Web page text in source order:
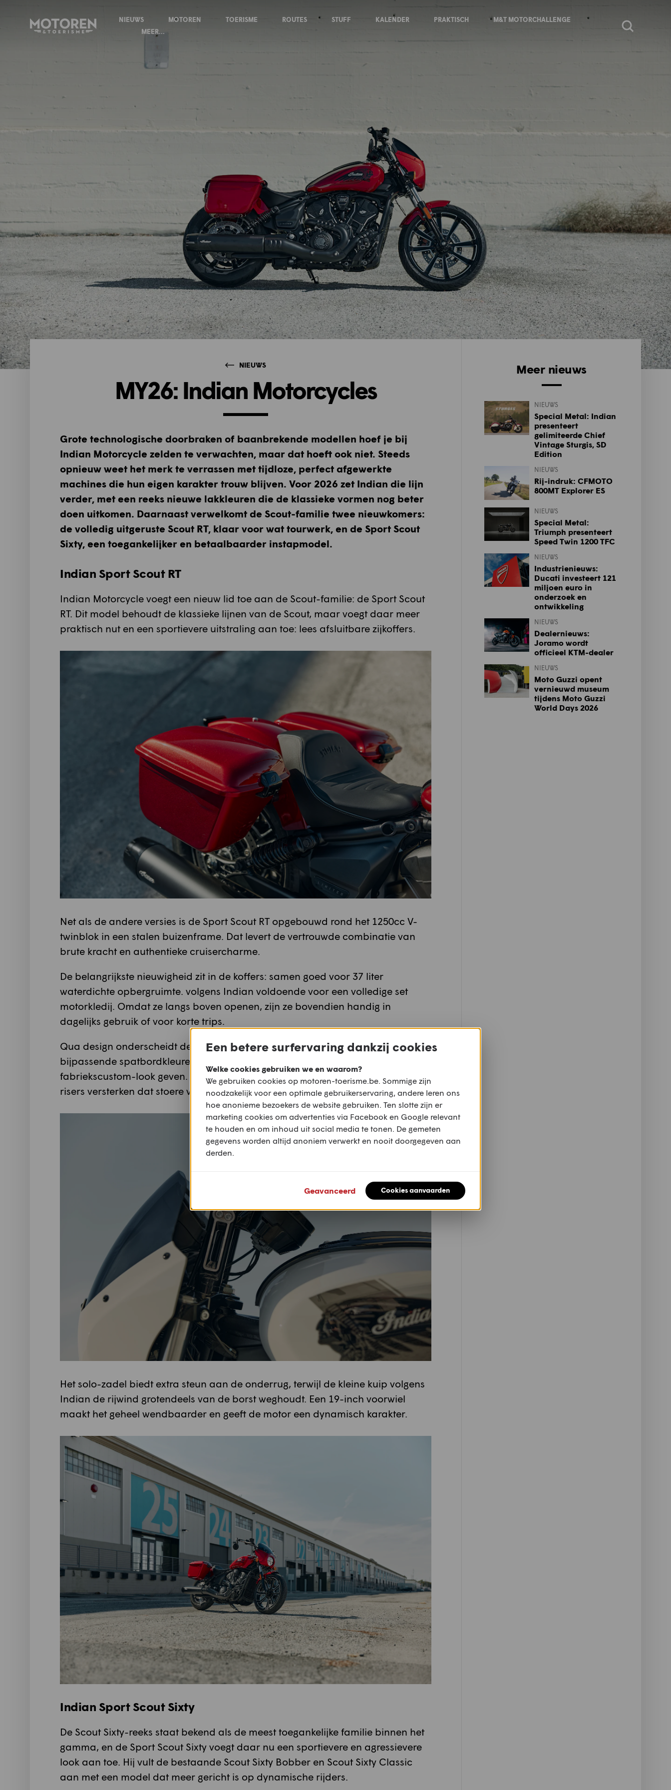
Homepage
NIEUWS MOTOREN TOERISME ROUTES STUFF KALENDER PRAKTISCH
M&T MOTORCHALLENGE
MEER...
Zoeken
NIEUWS
MY26: Indian Motorcycles
Grote technologische doorbraken of baanbrekende modellen hoef je bij
Indian Motorcycle zelden te verwachten, maar dat hoeft ook niet. Steeds
opnieuw weet het merk te verrassen met tijdloze, perfect afgewerkte
machines die hun eigen karakter trouw blijven. Voor 2026 zet Indian die lijn
verder, met een reeks nieuwe lakkleuren die de klassieke vormen nog beter
doen uitkomen. Daarnaast verwelkomt de Scout-familie twee nieuwkomers:
de volledig uitgeruste Scout RT, klaar voor wat tourwerk, en de Sport Scout
Sixty, een toegankelijker en betaalbaarder instapmodel.
Indian Sport Scout RT
Indian Motorcycle voegt een nieuw lid toe aan de Scout-familie: de Sport Scout
RT. Dit model behoudt de klassieke lijnen van de Scout, maar voegt daar meer
praktisch nut en een sportievere uitstraling aan toe: lees afsluitbare zijkoffers.
Net als de andere versies is de Sport Scout RT opgebouwd rond het 1250cc V-
twinblok in een stalen buizenframe. Dat levert de vertrouwde combinatie van
brute kracht en authentieke cruisercharme.
De belangrijkste nieuwigheid zit in de koffers: samen goed voor 37 liter
waterdichte opbergruimte. volgens Indian voldoende voor een volledige set
motorkledij. Omdat ze langs boven openen, zijn ze bovendien handig in
dagelijks gebruik of voor korte trips.
Qua design onderscheidt de Sport Scout RT zich met een compacte kuip,
bijpassende spatbordkleuren en nieuwe graphics die hem een echte
fabriekscustom-look geven. De zwart gefreesde kroonplaten en 140 mm hoge
risers versterken dat stoere voorkomen.
Het solo-zadel biedt extra steun aan de onderrug, terwijl de kleine kuip volgens
Indian de rijwind grotendeels van de borst weghoudt. Een 19-inch voorwiel
maakt het geheel wendbaarder en geeft de motor een dynamisch karakter.
Indian Sport Scout Sixty
De Scout Sixty-reeks staat bekend als de meest toegankelijke familie binnen het
gamma, en de Sport Scout Sixty voegt daar nu een sportievere en agressievere
look aan toe. Hij vult de bestaande Scout Sixty Bobber en Scout Sixty Classic
aan met een model dat meer gericht is op dynamische rijders.
Meer nieuws
NIEUWS
Special Metal: Indian
presenteert
gelimiteerde Chief
Vintage Sturgis, SD
Edition
NIEUWS
Rij-indruk: CFMOTO
800MT Explorer ES
NIEUWS
Special Metal:
Triumph presenteert
Speed Twin 1200 TFC
NIEUWS
Industrienieuws:
Ducati investeert 121
miljoen euro in
onderzoek en
ontwikkeling
NIEUWS
Dealernieuws:
Joramo wordt
officieel KTM-dealer
NIEUWS
Moto Guzzi opent
vernieuwd museum
tijdens Moto Guzzi
World Days 2026
Een betere surfervaring dankzij cookies
Welke cookies gebruiken we en waarom?
We gebruiken cookies op motoren-toerisme.be. Sommige zijn
noodzakelijk voor een optimale gebruikerservaring, andere leren ons
hoe anonieme bezoekers de website gebruiken. Ten slotte zijn er
marketing cookies om advertenties via Facebook en Google relevant
te houden en om inhoud uit social media te tonen. De gemeten
gegevens worden altijd anoniem verwerkt en nooit doorgegeven aan
derden.
Geavanceerd Cookies aanvaarden